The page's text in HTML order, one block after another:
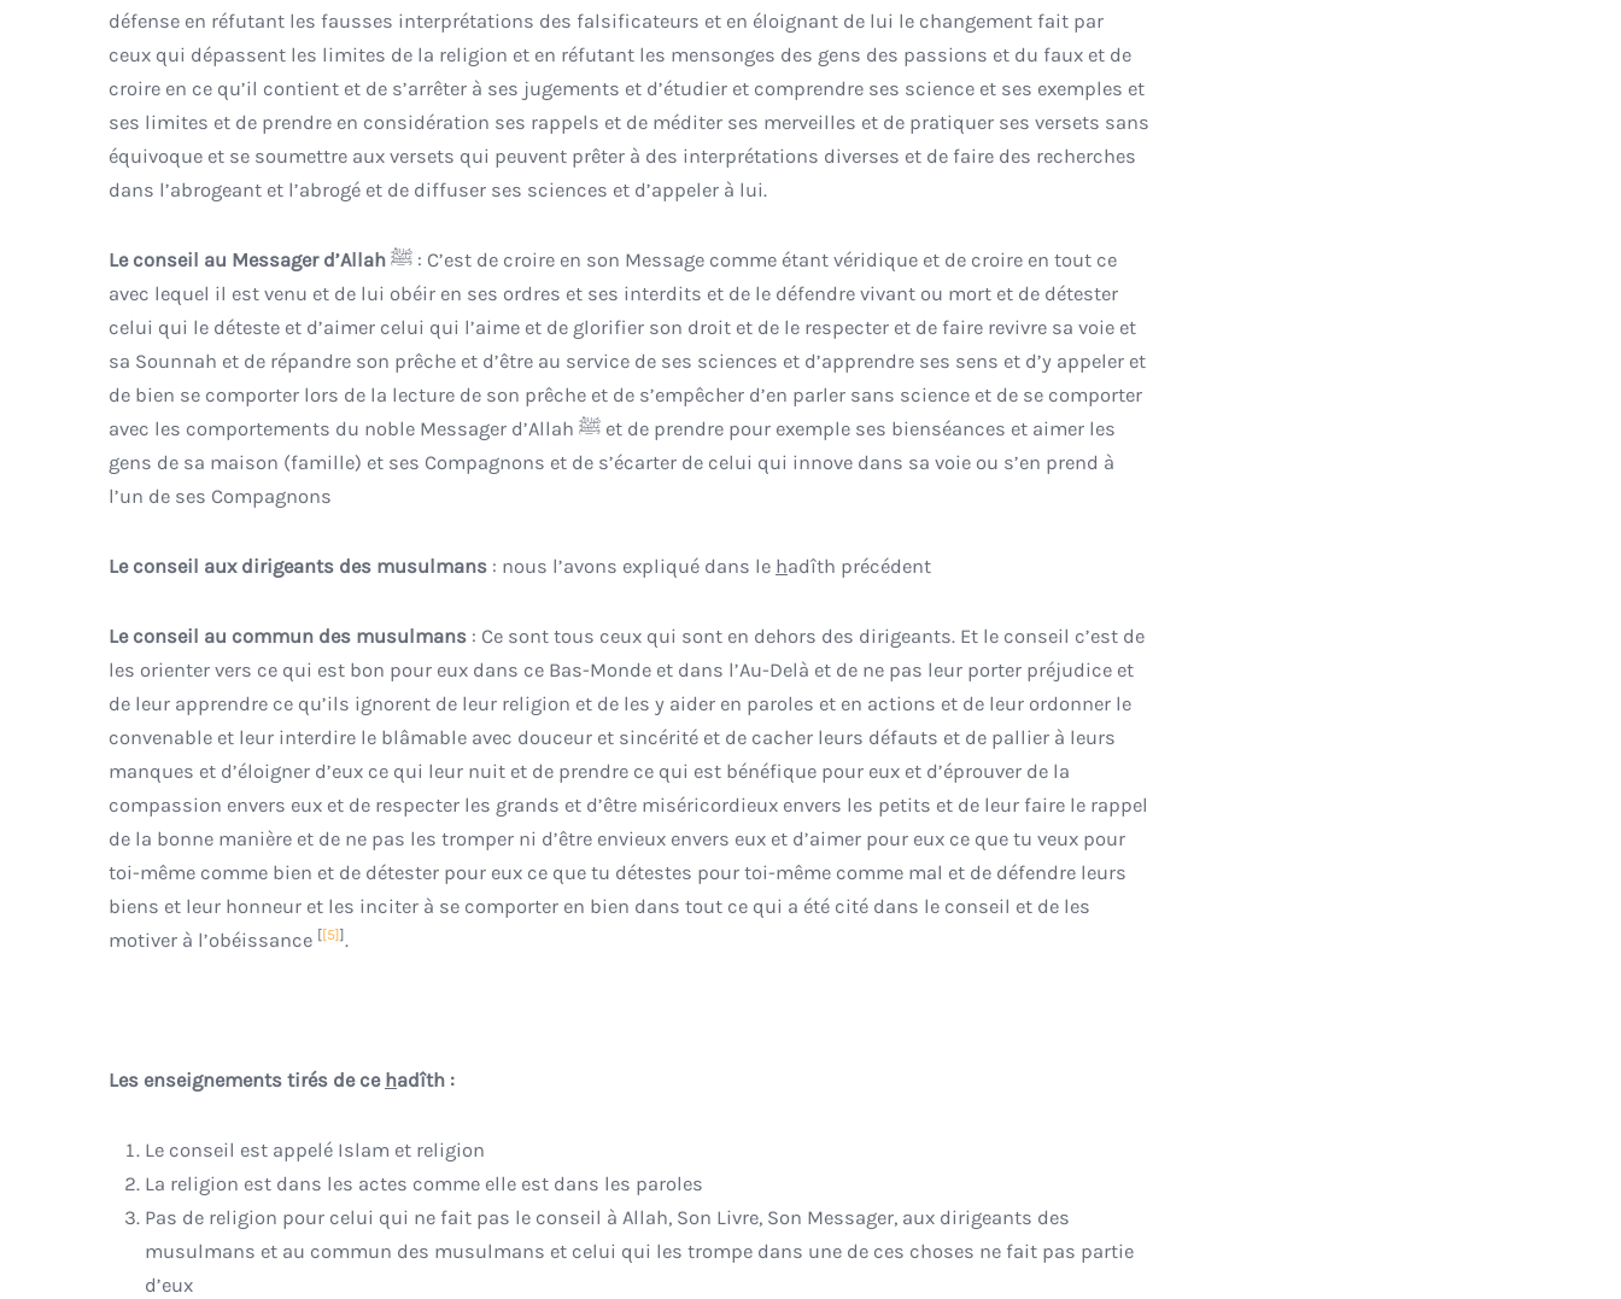
défense en réfutant les fausses interprétations des falsificateurs et en éloignant de lui le changement fait par
ceux qui dépassent les limites de la religion et en réfutant les mensonges des gens des passions et du faux et de
croire en ce qu’il contient et de s’arrêter à ses jugements et d’étudier et comprendre ses science et ses exemples et
ses limites et de prendre en considération ses rappels et de méditer ses merveilles et de pratiquer ses versets sans
équivoque et se soumettre aux versets qui peuvent prêter à des interprétations diverses et de faire des recherches
dans l’abrogeant et l’abrogé et de diffuser ses sciences et d’appeler à lui.
Le conseil au Messager d’Allah
avec lequel il est venu et de lui obéir en ses ordres et ses interdits et de le défendre vivant ou mort et de détester
celui qui le déteste et d’aimer celui qui l’aime et de glorifier son droit et de le respecter et de faire revivre sa voie et
sa Sounnah et de répandre son prêche et d’être au service de ses sciences et d’apprendre ses sens et d’y appeler et
de bien se comporter lors de la lecture de son prêche et de s’empêcher d’en parler sans science et de se comporter
avec les comportements du noble Messager d’Allah ﷺ et de prendre pour exemple ses bienséances et aimer les
gens de sa maison (famille) et ses Compagnons et de s’écarter de celui qui innove dans sa voie ou s’en prend à
l’un de ses Compagnons
Le conseil aux dirigeants des musulmans : nous l’avons expliqué dans le hadîth précédent
Le conseil au commun des musulmans : Ce sont tous ceux qui sont en dehors des dirigeants. Et le conseil c’est de
les orienter vers ce qui est bon pour eux dans ce Bas-Monde et dans l’Au-Delà et de ne pas leur porter préjudice et
de leur apprendre ce qu’ils ignorent de leur religion et de les y aider en paroles et en actions et de leur ordonner le
convenable et leur interdire le blâmable avec douceur et sincérité et de cacher leurs défauts et de pallier à leurs
manques et d’éloigner d’eux ce qui leur nuit et de prendre ce qui est bénéfique pour eux et d’éprouver de la
compassion envers eux et de respecter les grands et d’être miséricordieux envers les petits et de leur faire le rappel
de la bonne manière et de ne pas les tromper ni d’être envieux envers eux et d’aimer pour eux ce que tu veux pour
toi-même comme bien et de détester pour eux ce que tu détestes pour toi-même comme mal et de défendre leurs
biens et leur honneur et les inciter à se comporter en bien dans tout ce qui a été cité dans le conseil et de les
motiver à l’obéissance [[5]].
Les enseignements tirés de ce hadîth :
Le conseil est appelé Islam et religion
La religion est dans les actes comme elle est dans les paroles
Pas de religion pour celui qui ne fait pas le conseil à Allah, Son Livre, Son Messager, aux dirigeants des
musulmans et au commun des musulmans et celui qui les trompe dans une de ces choses ne fait pas partie
d’eux